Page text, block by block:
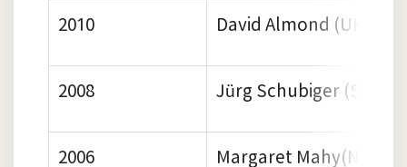
2010 David Almond (UK)
2008 Jürg Schubiger
2006 Margaret Mahy(New